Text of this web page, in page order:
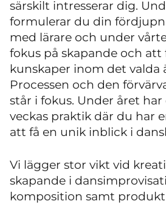
särskilt intresserar dig.
formulerar du din
med lärare och under
fokus på skapande och
kunskaper inom det valda
Processen och den
står i fokus. Under året har
veckas praktik där du har
att få en unik inblick i
Vi lägger stor vikt vid
skapande i
komposition samt